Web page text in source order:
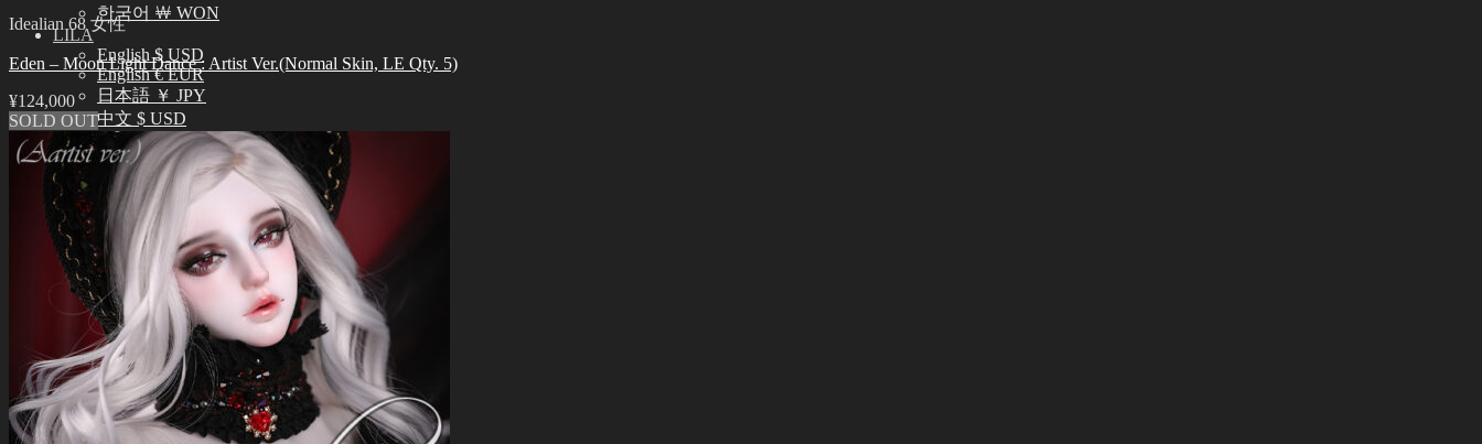
한국어 ￦ WON
LILA
English $ USD
English € EUR
日本語 ￥ JPY
中文 $ USD
한국어 ￦ WON
検
索
対
象:
0
お買い物カゴに商品がありません。
お買い物カゴ
お買い物カゴに商品がありません。
Idealian 68 女性
Eden – Moon Light Dance : Artist Ver.(Normal Skin, LE Qty. 5)
¥124,000
SOLD OUT